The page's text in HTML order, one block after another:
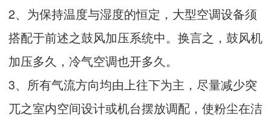
2、为保持温度与湿度的恒定，大型空调设备须
搭配于前述之鼓风加压系统中。换言之，鼓风机
加压多久，冷气空调也开多久。
3、所有气流方向均由上往下为主，尽量减少突
兀之室内空间设计或机台摆放调配，使粉尘在洁